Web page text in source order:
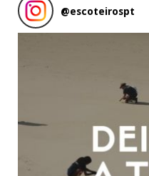
@escoteirospt